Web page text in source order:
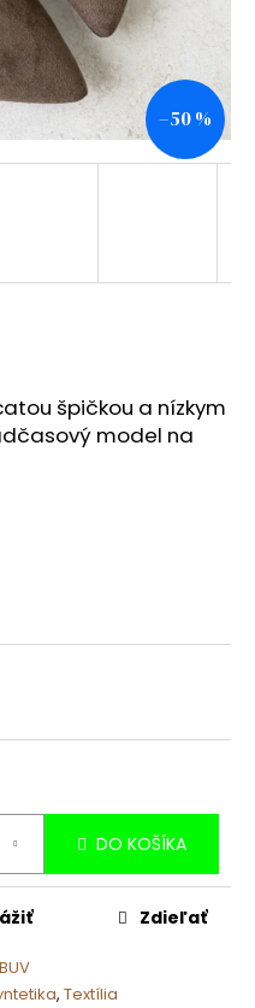
špičkou a nízkym
model na
DO KOŠÍKA
, Textília
Zdieľať
–50 %